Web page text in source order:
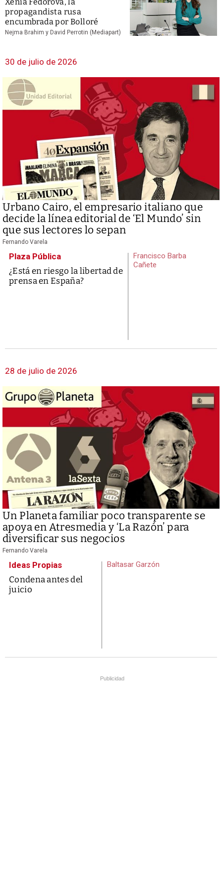
propagandista rusa
encumbrada por Bolloré
Nejma Brahim y David Perrotin (Mediapart)
30 de julio de 2026
Urbano Cairo, el empresario italiano que
decide la línea editorial de ‘El Mundo’ sin
que sus lectores lo sepan
Fernando Varela
Plaza Pública
¿Está en riesgo la libertad de
prensa en España?
Francisco Barba
Cañete
28 de julio de 2026
Un Planeta familiar poco transparente se
apoya en Atresmedia y ‘La Razón’ para
diversificar sus negocios
Fernando Varela
Ideas Propias
Condena antes del
juicio
Baltasar Garzón
Publicidad